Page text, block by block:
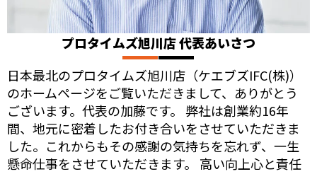
プロタイムズ旭川店 代表あいさつ
日本最北のプロタイムズ旭川店（ケエブズIFC(株)）
のホームページをご覧いただきまして、ありがとう
ございます。代表の加藤です。 弊社は創業約16年
間、地元に密着したお付き合いをさせていただきま
した。これからもその感謝の気持ちを忘れず、一生
懸命仕事をさせていただきます。 高い向上心と責任